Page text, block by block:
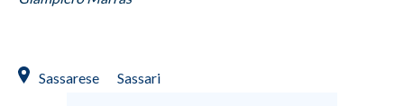
Sassarese Sassari